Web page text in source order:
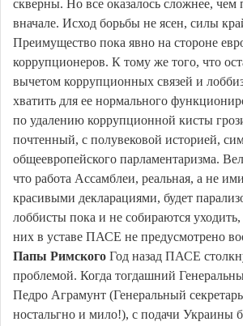
скверны. Но все оказалось сложнее, чем
вначале. Исход борьбы не ясен, силы
Преимущество пока явно на стороне
коррупционеров. К тому же того, что
вычетом коррупционных связей и
хватить для ее нормального
по удалению коррупционной кисты
почтенный, с полувековой историей,
общеевропейского парламентаризма.
что работа Ассамблеи, реальная, а не
красивыми декларациями, будет
лоббисты пока и не собираются
них в уставе ПАСЕ не предусмотрено
Папы Римского Год назад ПАСЕ
проблемой. Когда тогдашний
Педро Аграмунт (Генеральный
ностальгно и мило!), с подачи Украины